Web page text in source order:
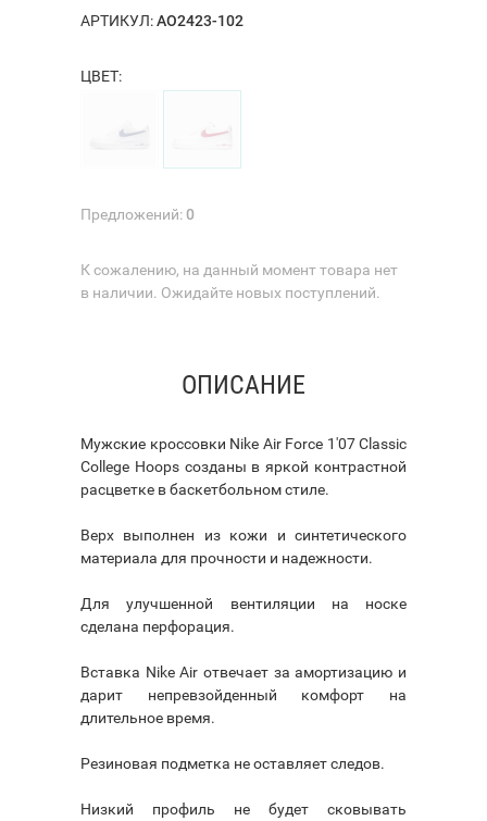
АРТИКУЛ:AO2423-102
ЦВЕТ:
Предложений:0
К сожалению, на данный момент товара нет
в наличии. Ожидайте новых поступлений.
ОПИСАНИЕ
Мужские кроссовки Nike Air Force 1'07 Classic
College Hoops созданы в яркой контрастной
расцветке в баскетбольном стиле.
Верх выполнен из кожи и синтетического
материала для прочности и надежности.
Для улучшенной вентиляции на носке
сделана перфорация.
Вставка Nike Air отвечает за амортизацию и
дарит непревзойденный комфорт на
длительное время.
Резиновая подметка не оставляет следов.
Низкий профиль не будет сковывать